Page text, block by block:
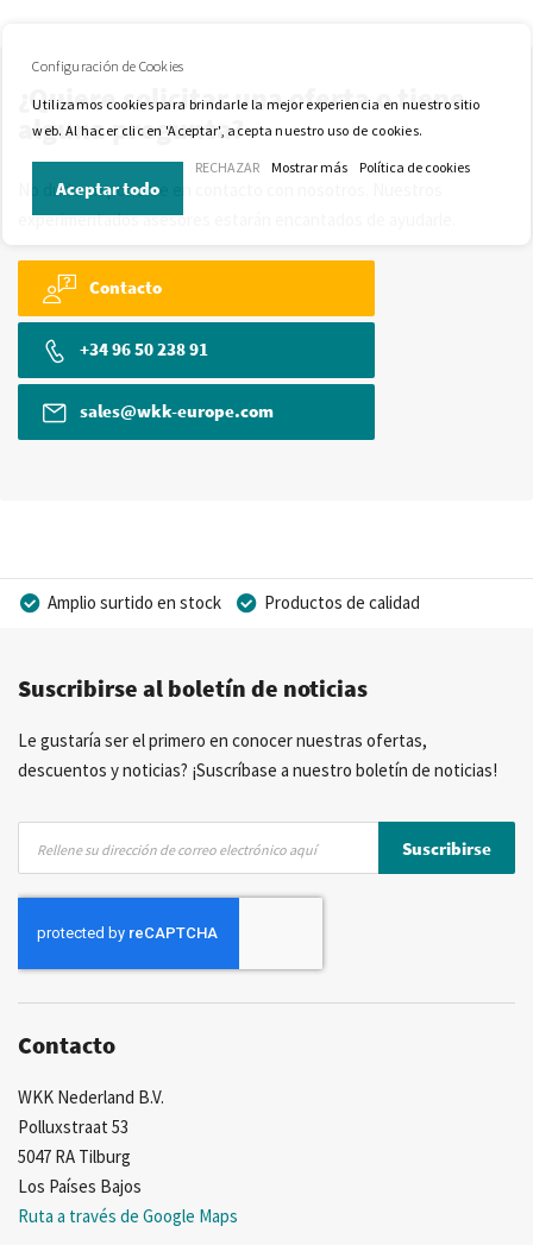
¿Quiere solicitar una oferta o tiene
alguna pregunta?
No dude en ponerse en contacto con nosotros. Nuestros
experimentados asesores estarán encantados de ayudarle.
Contacto
+34 96 50 238 91
sales@wkk-europe.com
Amplio surtido en stock
Productos de calidad
Asesoramiento personal
Más de 40 años de experiencia
Posibilidad de crear marca privada
Suscribirse al boletín de noticias
Le gustaría ser el primero en conocer nuestras ofertas,
descuentos y noticias? ¡Suscríbase a nuestro boletín de noticias!
nuestro
boletín
Suscribirse
Contacto
WKK Nederland B.V.
Polluxstraat 53
5047 RA Tilburg
Los Países Bajos
Ruta a través de Google Maps
Configuración de Cookies
Utilizamos cookies para brindarle la mejor experiencia en nuestro sitio
web. Al hacer clic en 'Aceptar', acepta nuestro uso de cookies.
Aceptar todo
RECHAZAR Mostrar más Política de cookies